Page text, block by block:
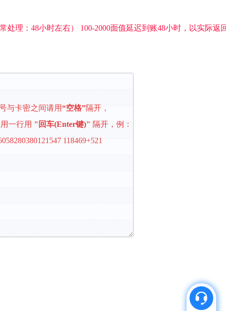
理：48小时左右） 100-2000面值延迟到账48小时，以实际返
与卡密之间请用“空格”隔开，
一行用 "回车(Enter键)" 隔开，例：
118469+521
信
扫
一
扫